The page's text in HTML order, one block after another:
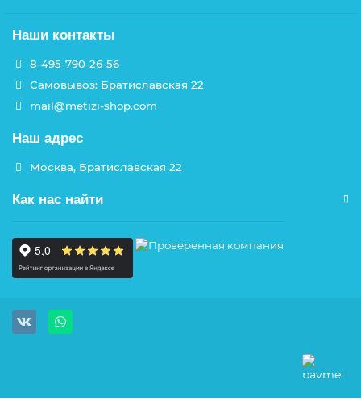
Наши контакты
8-495-790-26-56
Самовывоз: Братиславская 22
mail@metizi-shop.com
Наш адрес
Москва, Братиславская 22
Как нас найти